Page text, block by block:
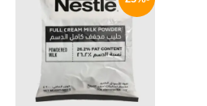
هو:
390 EGP.
هو:
299 EGP.